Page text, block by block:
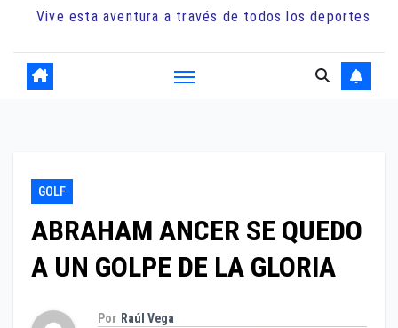
Vive esta aventura a través de todos los deportes
GOLF
ABRAHAM ANCER SE QUEDO
A UN GOLPE DE LA GLORIA
Por Raúl Vega